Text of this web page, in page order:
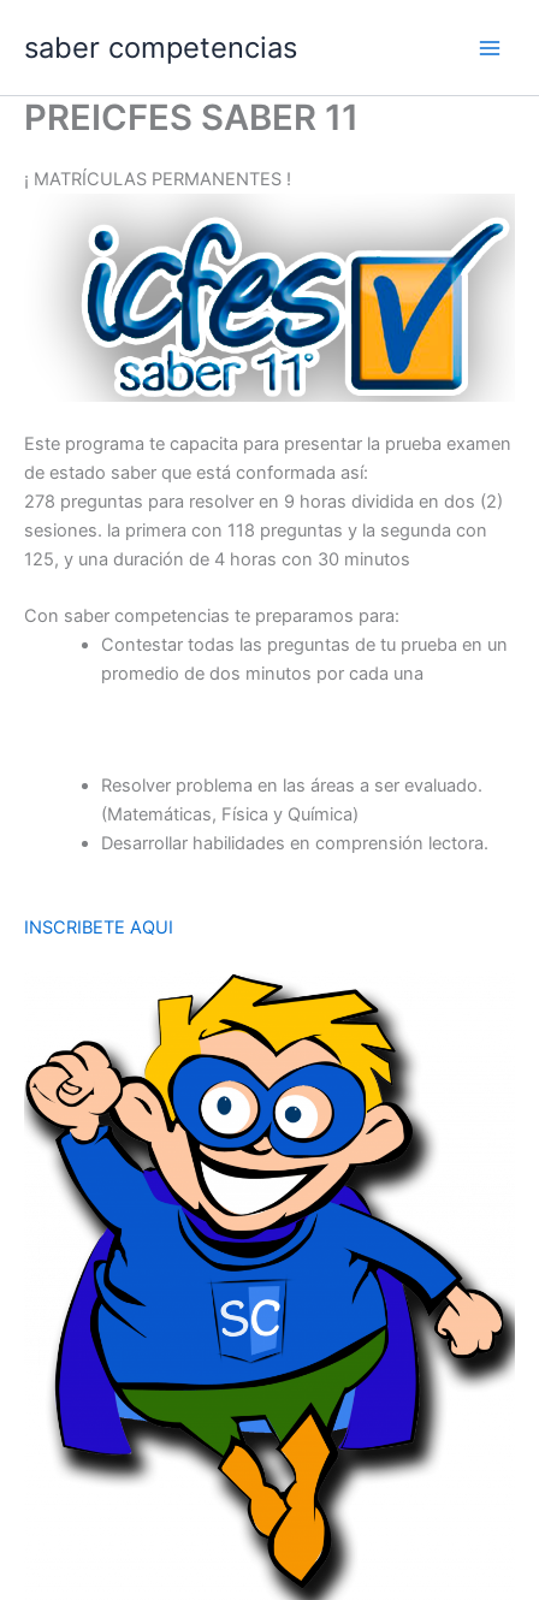
saber competencias
PREICFES SABER 11
¡ MATRÍCULAS PERMANENTES !
Este programa te capacita para presentar la prueba examen
de estado saber que está conformada así:
278 preguntas para resolver en 9 horas dividida en dos (2)
sesiones. la primera con 118 preguntas y la segunda con
125, y una duración de 4 horas con 30 minutos
Con saber competencias te preparamos para:
Contestar todas las preguntas de tu prueba en un
promedio de dos minutos por cada una
Resolver problema en las áreas a ser evaluado.
(Matemáticas, Física y Química)
Desarrollar habilidades en comprensión lectora.
INSCRIBETE AQUI